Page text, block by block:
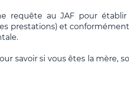
requête au JAF pour
prestations) et
savoir si vous êtes la mère,